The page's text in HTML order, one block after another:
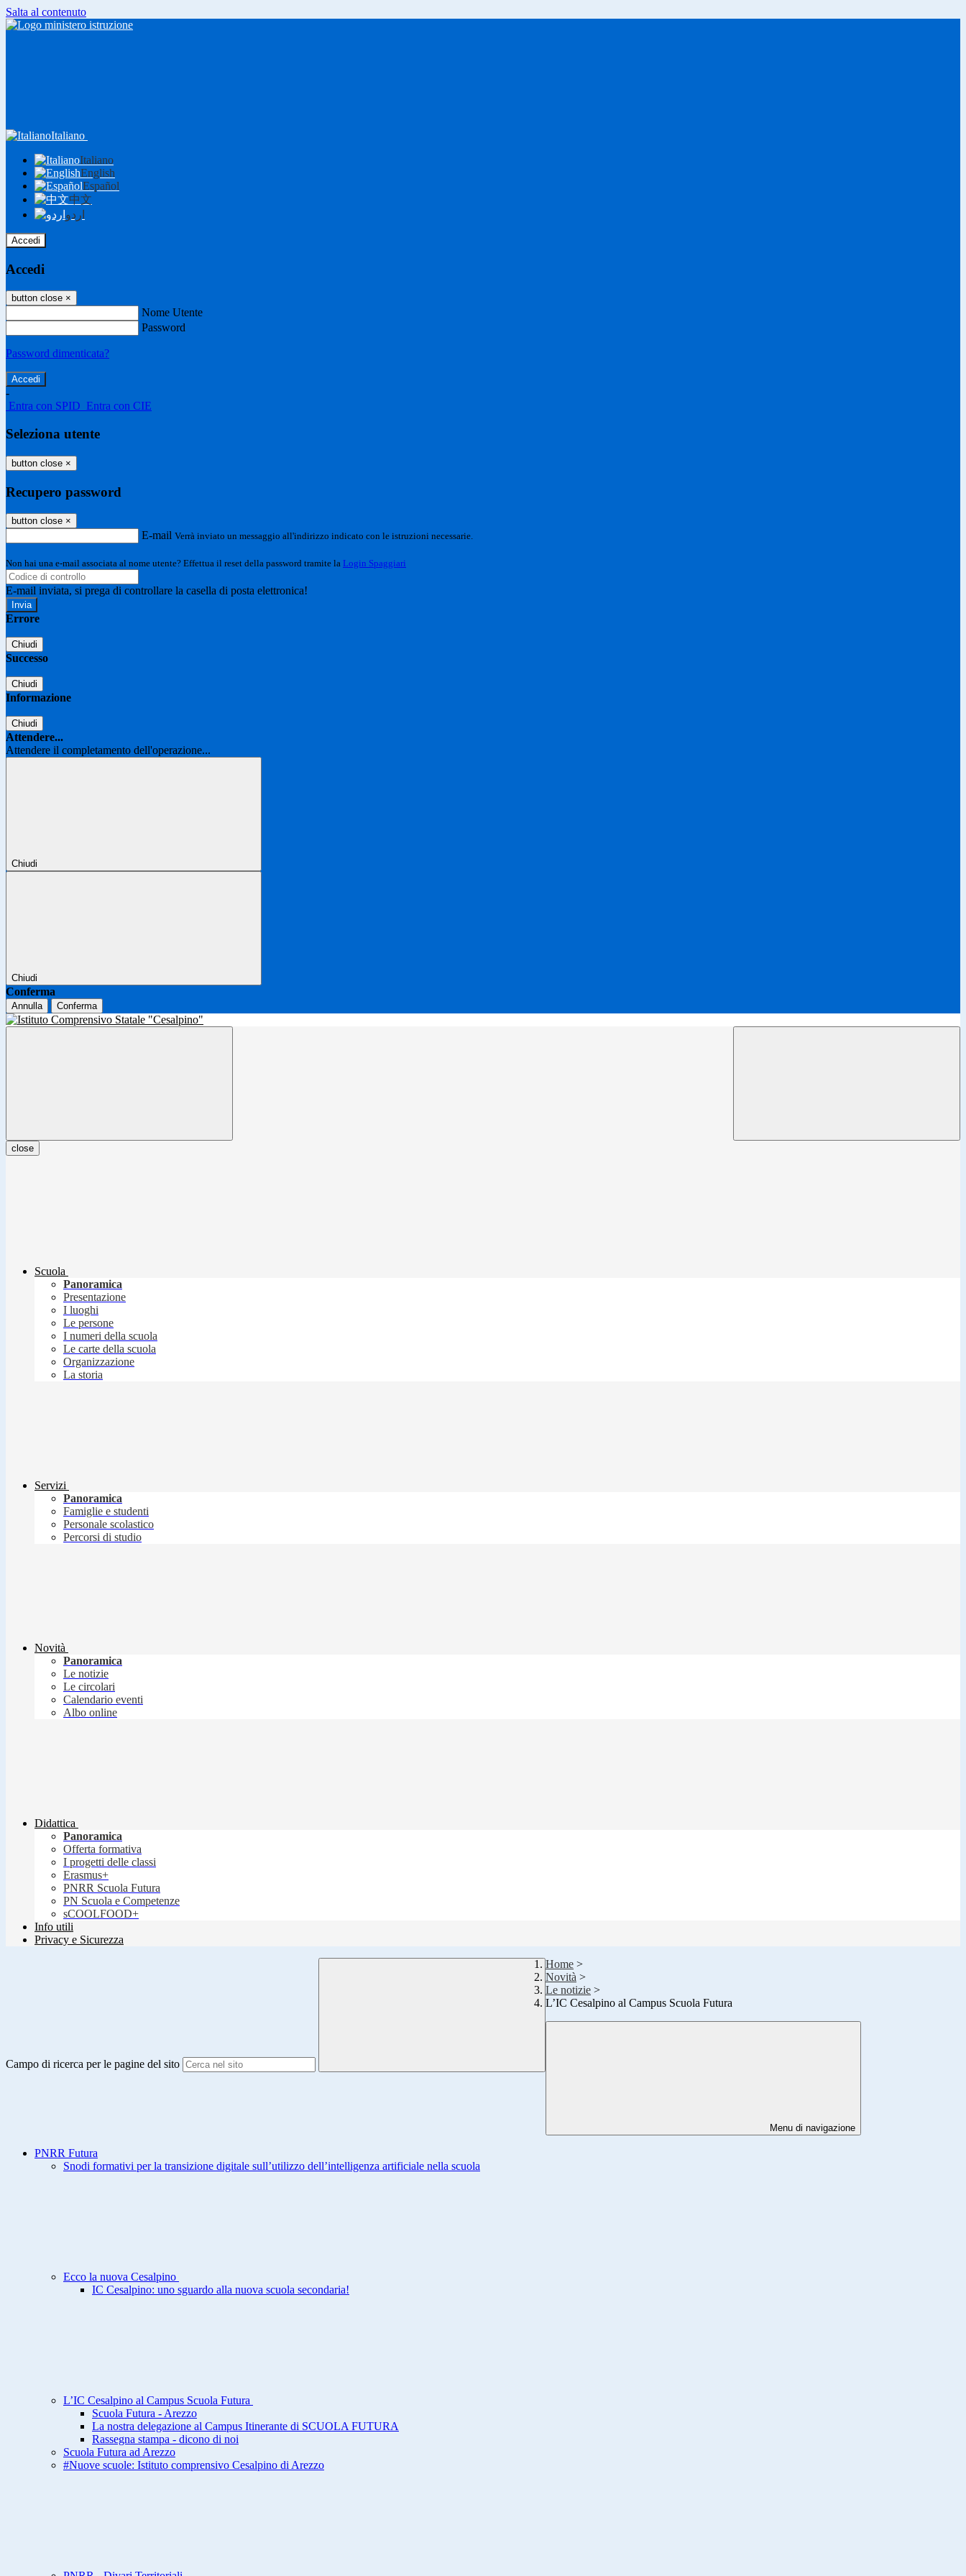
Salta al contenuto
Italiano
Italiano
English
Español
中文
اردو
Accedi
Accedi
button close ×
Nome Utente
Password
Password dimenticata?
-
Entra con SPID Entra con CIE
Seleziona utente
button close ×
Recupero password
button close ×
E-mail Verrà inviato un messaggio all'indirizzo indicato con le istruzioni necessarie.
Non hai una e-mail associata al nome utente? Effettua il reset della password tramite la Login Spaggiari
E-mail inviata, si prega di controllare la casella di posta elettronica!
Errore
Chiudi
Successo
Chiudi
Informazione
Chiudi
Attendere...
Attendere il completamento dell'operazione...
Chiudi
Chiudi
Conferma
Annulla Conferma
close
Scuola
Panoramica
Presentazione
I luoghi
Le persone
I numeri della scuola
Le carte della scuola
Organizzazione
La storia
Servizi
Panoramica
Famiglie e studenti
Personale scolastico
Percorsi di studio
Novità
Panoramica
Le notizie
Le circolari
Calendario eventi
Albo online
Didattica
Panoramica
Offerta formativa
I progetti delle classi
Erasmus+
PNRR Scuola Futura
PN Scuola e Competenze
sCOOLFOOD+
Info utili
Privacy e Sicurezza
Campo di ricerca per le pagine del sito
Home >
Novità >
Le notizie >
L’IC Cesalpino al Campus Scuola Futura
Menu di navigazione
PNRR Futura
Snodi formativi per la transizione digitale sull’utilizzo dell’intelligenza artificiale nella scuola
Ecco la nuova Cesalpino
IC Cesalpino: uno sguardo alla nuova scuola secondaria!
L’IC Cesalpino al Campus Scuola Futura
Scuola Futura - Arezzo
La nostra delegazione al Campus Itinerante di SCUOLA FUTURA
Rassegna stampa - dicono di noi
Scuola Futura ad Arezzo
#Nuove scuole: Istituto comprensivo Cesalpino di Arezzo